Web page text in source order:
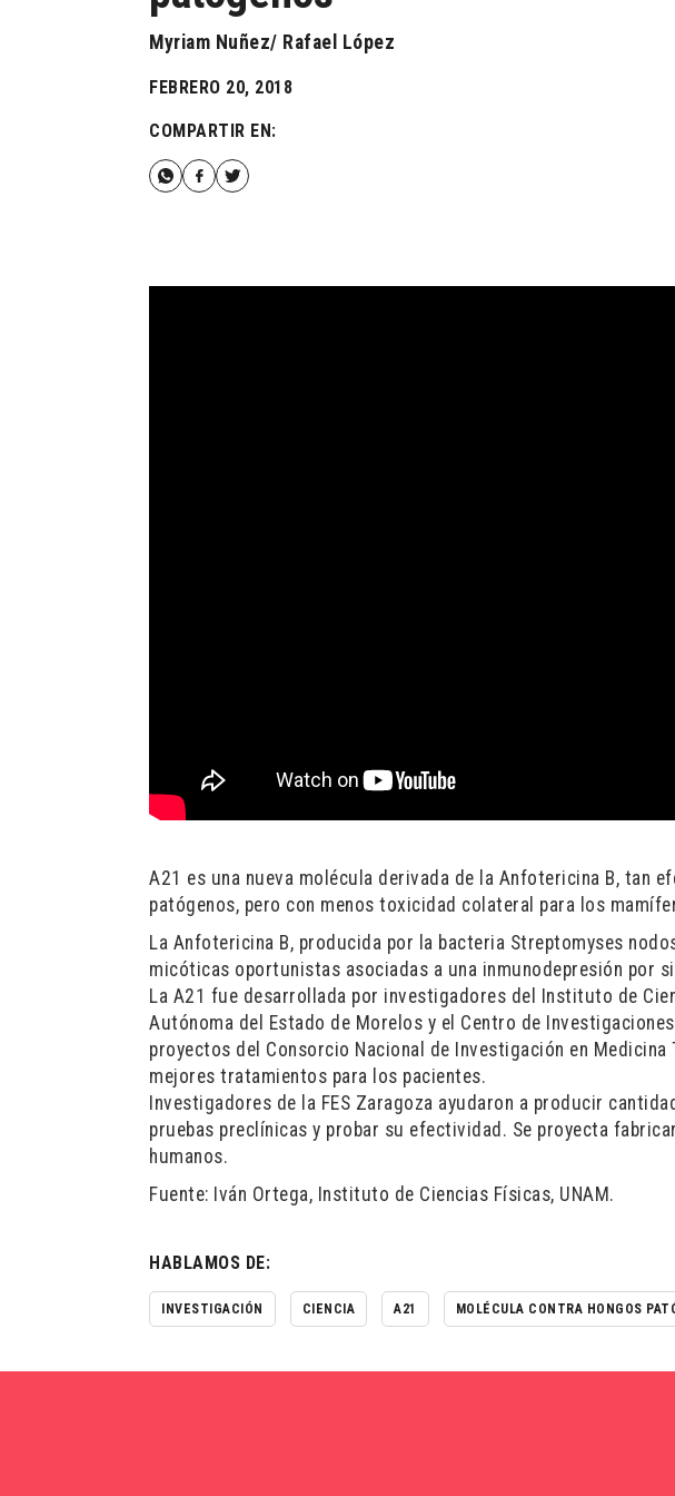
Myriam Nuñez/ Rafael López
FEBRERO 20, 2018
COMPARTIR EN:
A21 es una nueva molécula derivada de la Anfotericina B, tan
patógenos, pero con menos toxicidad colateral para los
La Anfotericina B, producida por la bacteria Streptomyses
micóticas oportunistas asociadas a una inmunodepresión por
La A21 fue desarrollada por investigadores del Instituto de
Autónoma del Estado de Morelos y el Centro de
proyectos del Consorcio Nacional de Investigación en
mejores tratamientos para los pacientes.
Investigadores de la FES Zaragoza ayudaron a producir
pruebas preclínicas y probar su efectividad. Se proyecta
humanos.
Fuente: Iván Ortega, Instituto de Ciencias Físicas, UNAM.
HABLAMOS DE:
INVESTIGACIÓN CIENCIA A21 MOLÉCULA CONTRA HONGOS